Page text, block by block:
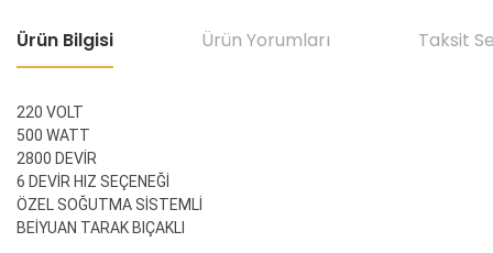
Ürün Bilgisi Ürün Yorumları Taksit
220 VOLT
500 WATT
2800 DEVİR
6 DEVİR HIZ SEÇENEĞİ
ÖZEL SOĞUTMA SİSTEMLİ
BEİYUAN TARAK BIÇAKLI